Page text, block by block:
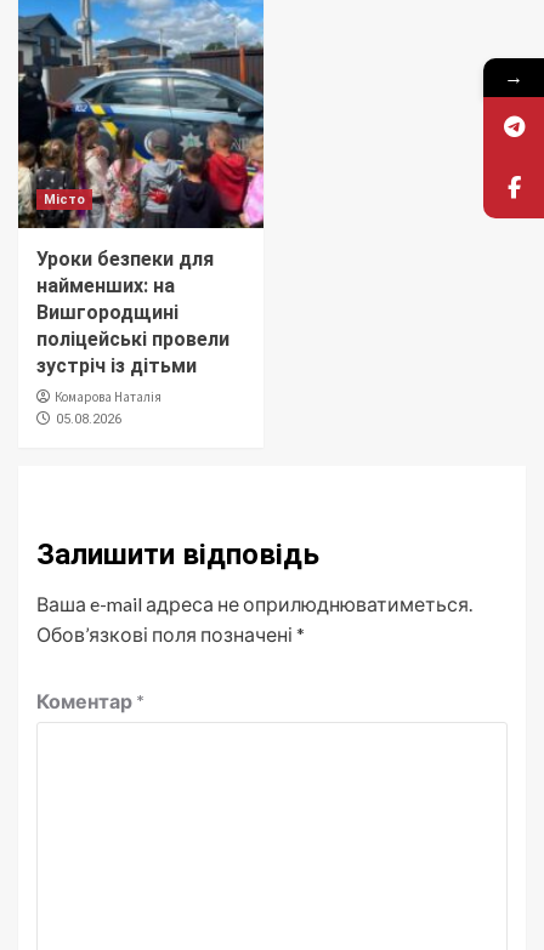
Місто
Уроки безпеки для
найменших: на
Вишгородщині
поліцейські провели
зустріч із дітьми
Комарова Наталія
05.08.2026
Залишити відповідь
Ваша e-mail адреса не оприлюднюватиметься.
Обов’язкові поля позначені *
Коментар *
→